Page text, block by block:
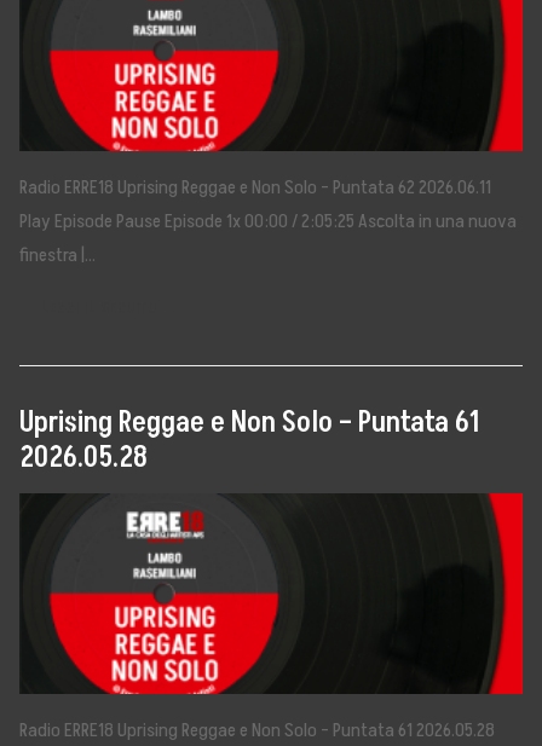
Contatta Ufficio Stampa
5×1000
Radio ERRE18 Uprising Reggae e Non Solo – Puntata 62 2026.06.11
Play Episode Pause Episode 1x 00:00 / 2:05:25 Ascolta in una nuova
finestra |…
Uprising Reggae e Non Solo – Puntata 61
2026.05.28
Radio ERRE18 Uprising Reggae e Non Solo – Puntata 61 2026.05.28